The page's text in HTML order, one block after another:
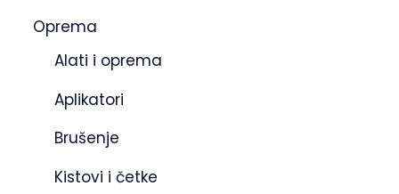
Oprema
Alati i oprema
Aplikatori
Brušenje
Kistovi i četke